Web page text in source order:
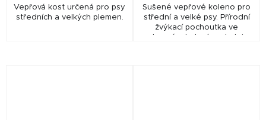
Vepřová kost určená pro psy
středních a velkých plemen.
Sušené vepřové koleno pro
střední a velké psy. Přírodní
žvýkací pochoutka ve
vakuovém balení poskytuje